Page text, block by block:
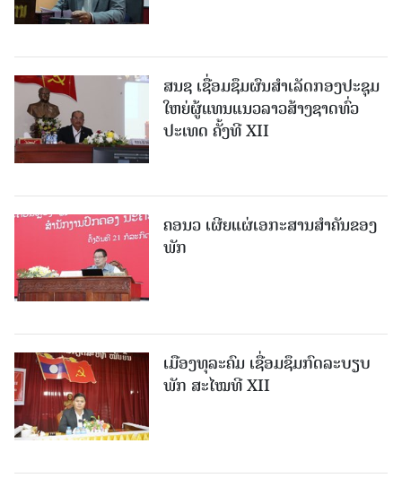
ສນຊ ເຊື່ອມຊຶມຜົນສໍາເລັດກອງປະຊຸມ
ໃຫຍ່ຜູ້ແທນແນວລາວສ້າງຊາດທົ່ວ
ປະເທດ ຄັ້ງທີ XII
ຄອນວ ເຜີຍແຜ່ເອກະສານສໍາຄັນຂອງ
ພັກ
ເມືອງທຸລະຄົມ ເຊື່ອມຊຶມກົດລະບຽບ
ພັກ ສະໄໝທີ XII